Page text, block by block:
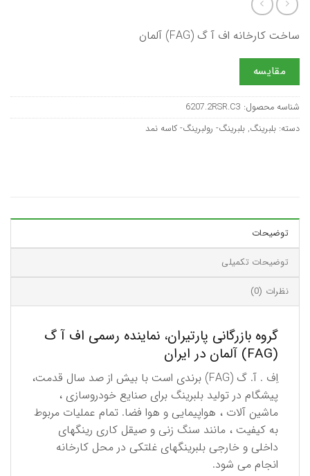
ساخت کارخانه اف آ گ (FAG) آلمان
مقایسه
شناسه محصول: 6207.2RSR.C3
دسته: بلبرینگ, بلبرینگ- رولبرینگ- کاسه نمد
توضیحات
توضیحات تکمیلی
نظرات (0)
گروه بازرگانی پارتیران، نماینده رسمی اف آ گ
(FAG) آلمان در ایران
اِف . آ. گ (FAG) برندی است با بیش از صد سال قدمت،
پیشگام در تولید بلبرینگ برای صنایع خودروسازی ،
ماشین آلات ، هواپیمایی و هوا فضا. تمام عملیات مربوط
به كیفیت ، مانند سنگ زنی و صیقل كاری رینگهای
داخلی و خارجی بلبرینگهای غلتكی در محل كارخانه
انجام می شود.